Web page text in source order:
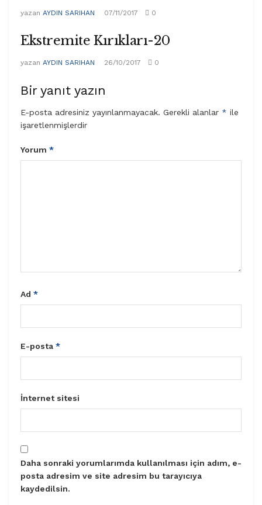
yazan AYDIN SARIHAN 07/11/2017 0
Ekstremite Kırıkları-20
yazan AYDIN SARIHAN 26/10/2017 0
Bir yanıt yazın
E-posta adresiniz yayınlanmayacak. Gerekli alanlar * ile
işaretlenmişlerdir
Yorum *
Ad *
E-posta *
İnternet sitesi
Daha sonraki yorumlarımda kullanılması için adım, e-
posta adresim ve site adresim bu tarayıcıya
kaydedilsin.